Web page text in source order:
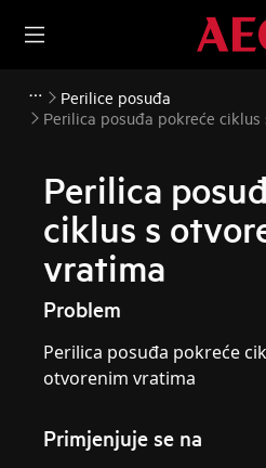
Perilice posuđa
Perilica posuđa pokreće
Perilica
ciklus s
vratima
Problem
Perilica posuđa pokreće
otvorenim vratima
Primjenjuje se na